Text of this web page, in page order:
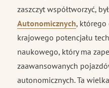
zaszczyt współtworzyć, był
Autonomicznych, którego
krajowego potencjału
naukowego, który ma
zaawansowanych
autonomicznych. Ta